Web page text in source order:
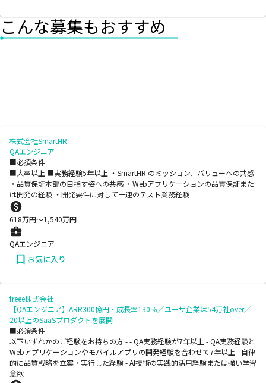
こんな募集もおすすめ
株式会社SmartHR
QAエンジニア
■必須条件
■大卒以上 ■実務経験5年以上 ・SmartHR のミッション、バリューへの共感
・品質保証本部の目指す姿への共感 ・Webアプリケーションの品質保証また
は開発の経験 ・開発要件に対して一連のテスト業務経験
618万円〜1,540万円
QAエンジニア
お気に入り
freee株式会社
【QAエンジニア】ARR300億円・成長率130％／ユーザ企業は54万社over／
20以上のSaaSプロダクトを展開
■必須条件
以下いずれかのご経験をお持ちの方 - - QA実務経験が7年以上 - QA実務経験と
Webアプリケーションやモバイルアプリの開発経験を合わせて7年以上 - 自律
的に品質戦略を立案・実行した経験 - AI技術の実践的活用経験または強い学習
意欲